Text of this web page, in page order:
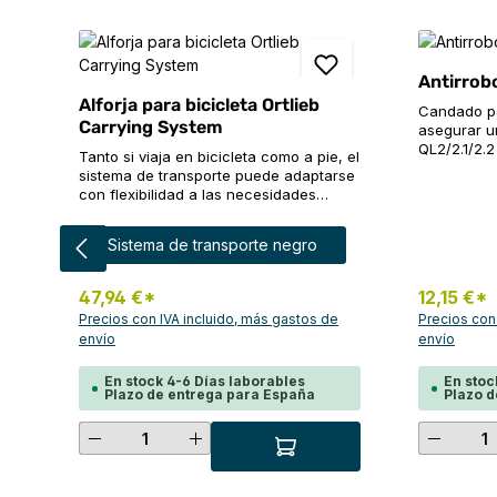
Alforja para bicicleta Ortlieb
Carrying System
Tanto si viaja en bicicleta como a pie, el
sistema de transporte puede adaptarse
con flexibilidad a las necesidades
alforja en una cómoda mochila en un
abrir y cerrar de ojos. El sistema de
transporte transpirable se adapta
ergonómicamente y permite que el aire
circule cómodamente por la espalda.
Cuando no se utiliza y no debe
interferir con el pedaleo, esta práctica
y ligera bolsa puede plegarse
simplemente a lo largo o enrollarse en
pequeño. Para llevar la cesta a la
espalda, el sistema de transporte se fija
a las trabillas de la parte superior
mediante el cierre Quick-Lock y se
presiona firmemente en las ranuras de
Seleccione
Color
Sistema de transporte negro
47,94 €*
Precios con IVA incluido, más gastos de
envío
En stock 4-6 Días laborables
Plazo de entrega para España
Cantidad del producto:
Candado
asegurar
QL2/2.1/
para
12,15 €*
Precios
envío
En
Plazo